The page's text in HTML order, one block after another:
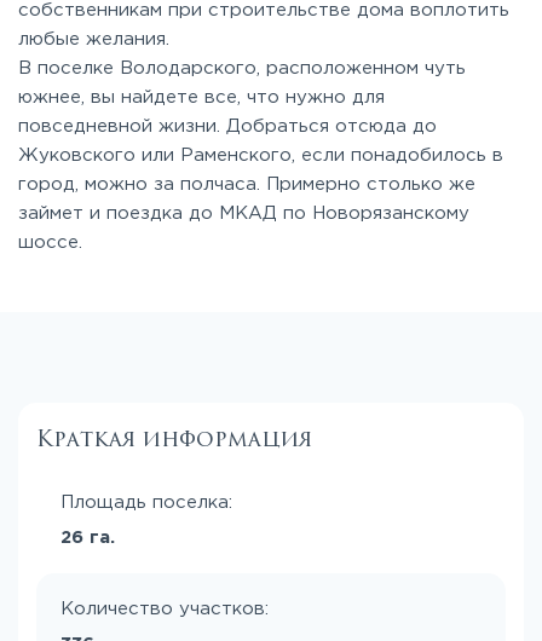
собственникам при строительстве дома воплотить
любые желания.
В поселке Володарского, расположенном чуть
южнее, вы найдете все, что нужно для
повседневной жизни. Добраться отсюда до
Жуковского или Раменского, если понадобилось в
город, можно за полчаса. Примерно столько же
займет и поездка до МКАД по Новорязанскому
шоссе.
Краткая информация
Площадь поселка:
26 га.
Количество участков: